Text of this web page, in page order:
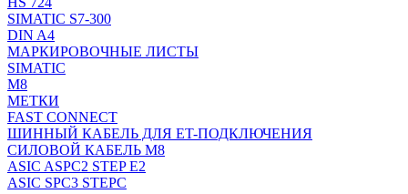
SIMATIC S7-300
DIN A4
МАРКИРОВОЧНЫЕ ЛИСТЫ
SIMATIC
M8
МЕТКИ
FAST CONNECT
ШИННЫЙ КАБЕЛЬ ДЛЯ ET-ПОДКЛЮЧЕНИЯ
СИЛОВОЙ КАБЕЛЬ M8
ASIC ASPC2 STEP E2
ASIC SPC3 STEPC